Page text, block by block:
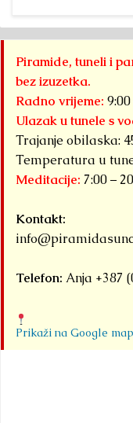
Piramide, tuneli i
bez izuzetka.
Radno vrijeme:
Ulazak u tunele s
Trajanje obilaska:
Temperatura u
Meditacije: 7:00 –
Kontakt:
Telefon: Anja +387
Prikaži na Google